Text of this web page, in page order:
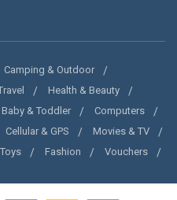
Camping & Outdoor
Health & Beauty
Baby & Toddler
Computers
Cellular & GPS
Movies & TV
Toys Fashion Vouchers